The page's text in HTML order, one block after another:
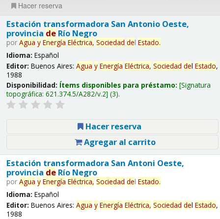
Hacer reserva
Estación transformadora San Antonio Oeste,
provincia deRío Negro
por Agua y Energía Eléctrica, Sociedad del Estado.
Idioma: Español
Editor: Buenos Aires: Agua y Energía Eléctrica, Sociedad del Estado,
1988
Disponibilidad: Ítems disponibles para préstamo: Signatura
topográfica: 621.374.5/A282/v.2 (3).
Hacer reserva
Agregar al carrito
Estación transformadora San Antoni Oeste,
provincia deRío Negro
por Agua y Energía Eléctrica, Sociedad del Estado.
Idioma: Español
Editor: Buenos Aires: Agua y Energía Eléctrica, Sociedad del Estado,
1988